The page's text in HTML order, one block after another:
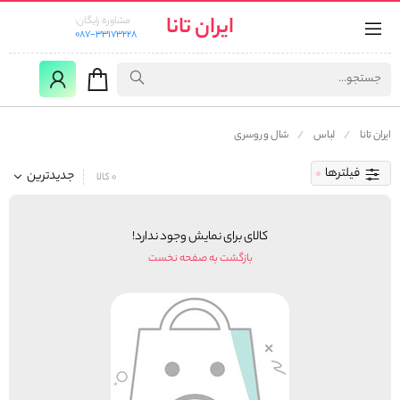
ایران تانا
مشاوره رایگان:
087-33173228
ایران تانا لباس شال و روسری
فیلترها جدیدترین 0 کالا
کالای برای نمایش وجود ندارد!
بازگشت به صفحه نخست